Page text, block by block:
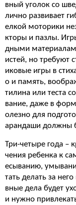
вный уголок со
лично развивает
елкой моторики
кторы и пазлы.
дными
истей, но требуют
иковые игры в
о и память,
тилина или теста
вание, даже в
олезно для
арандаши должны
Три-четыре года –
чения ребенка к
есыванию,
тать делать за
вные дела будет
и нужно